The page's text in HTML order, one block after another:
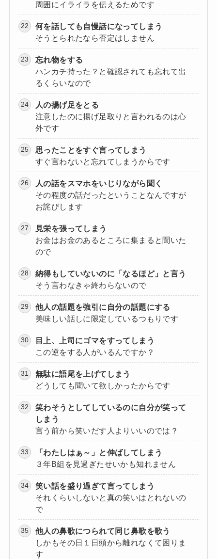
周囲にイライラを伝えるためです
何を話しても自慢話になってしまう
そうとられたなら否定はしません
忘れ物をする
ハンカチ持った？と確認されても忘れて出
るくらいなので
人の揚げ足をとる
注意したのに揚げ足取りと言われるのは心
外です
思ったことをすぐ言ってしまう
すぐ言わないと忘れてしまうからです
人の話をスマホをいじりながら聞く
その程度の話だったということなんですが
お詫びします
見栄を張ってしまう
お金はお金のあるところに集まると聞いた
ので
納得もしていないのに「なるほど」と言う
そう言わなきゃ終わらないので
他人の話題を強引に自分の話題にする
美味しい話しに限定しているつもりです
目上、上司にゴマをすってしまう
この逆をする人がいるんですか？
無駄に語尾を上げてしまう
どうしても聞いて欲しかったからです
笑わそうとしてしているのに自分が笑って
しまう
言う前から笑いだす人よりいいのでは？
「わたしはぁ～」と伸ばしてしまう
３年B組を見過ぎたせいかも知れません
笑い話を盛り過ぎて言ってしまう
それくらいしないと真の笑いはとれないの
で
他人の鼻歌につられて同じ鼻歌を歌う
しかもその日１日頭から離れなくて困りま
す